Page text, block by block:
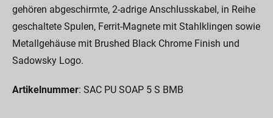
gehören abgeschirmte, 2-adrige Anschlusskabel, in Reihe
geschaltete Spulen, Ferrit-Magnete mit Stahlklingen sowie
Metallgehäuse mit Brushed Black Chrome Finish und
Sadowsky Logo.
Artikelnummer: SAC PU SOAP 5 S BMB